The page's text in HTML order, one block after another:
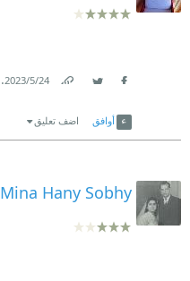
24‏/5‏/2023
.
أوافق اضف تعليق
Mina Hany Sobhy